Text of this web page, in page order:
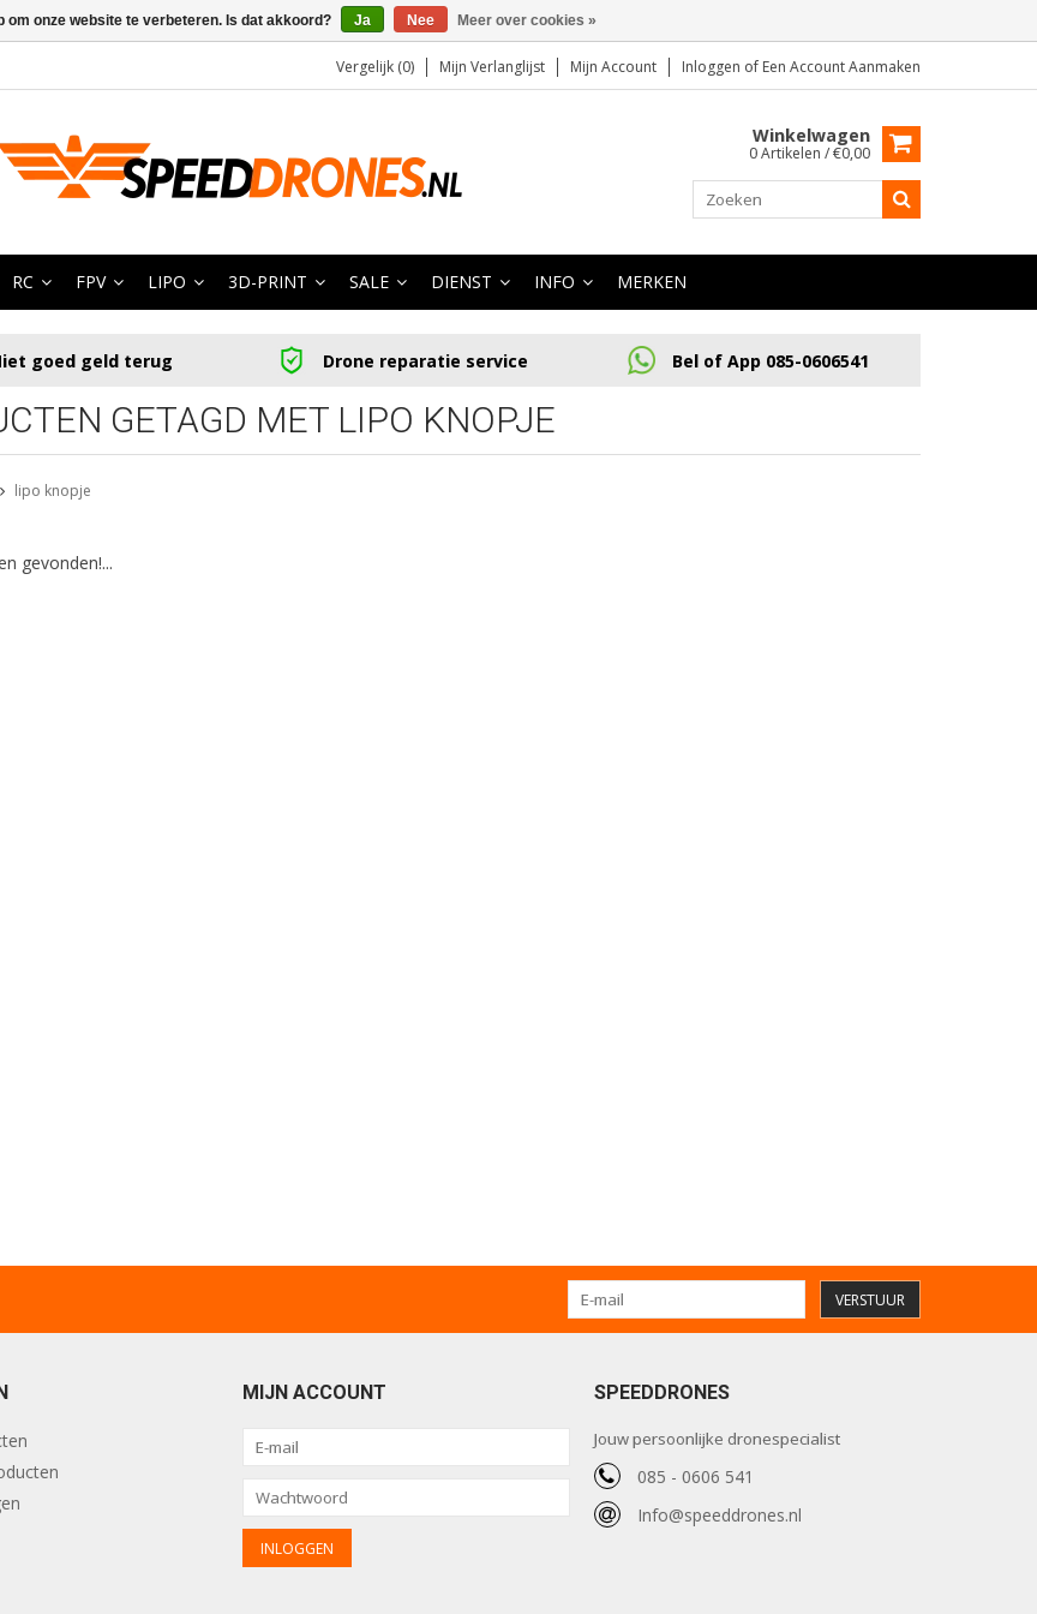
Vergelijk (0) Mijn Verlanglijst Mijn Account Inloggen of Een Account Aanmaken
Winkelwagen
0 Artikelen / €0,00
RC FPV LIPO 3D-PRINT SALE DIENST INFO MERKEN
goed geld terug Drone reparatie service Bel of App 085-0606541
GETAGD MET LIPO KNOPJE
lipo knopje
gevonden!...
VERSTUUR
MIJN ACCOUNT SPEEDDRONES
Jouw persoonlijke dronespecialist
085 - 0606 541
Info@speeddrones.nl
om onze website te verbeteren. Is dat akkoord? Ja Nee Meer over cookies »